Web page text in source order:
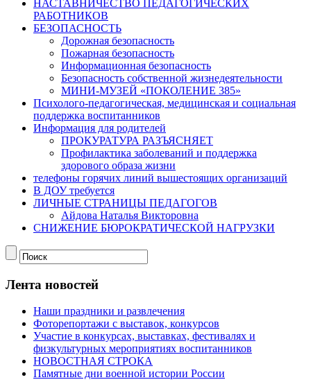
НАСТАВНИЧЕСТВО ПЕДАГОГИЧЕСКИХ
РАБОТНИКОВ
БЕЗОПАСНОСТЬ
Дорожная безопасность
Пожарная безопасность
Информационная безопасность
Безопасность собственной жизнедеятельности
МИНИ-МУЗЕЙ «ПОКОЛЕНИЕ 385»
Психолого-педагогическая, медицинская и социальная
поддержка воспитанников
Информация для родителей
ПРОКУРАТУРА РАЗЪЯСНЯЕТ
Профилактика заболеваний и поддержка
здорового образа жизни
телефоны горячих линий вышестоящих организаций
В ДОУ требуется
ЛИЧНЫЕ СТРАНИЦЫ ПЕДАГОГОВ
Айдова Наталья Викторовна
СНИЖЕНИЕ БЮРОКРАТИЧЕСКОЙ НАГРУЗКИ
Лента новостей
Наши праздники и развлечения
Фоторепортажи с выставок, конкурсов
Участие в конкурсах, выставках, фестивалях и
физкультурных мероприятиях воспитанников
НОВОСТНАЯ СТРОКА
Памятные дни военной истории России